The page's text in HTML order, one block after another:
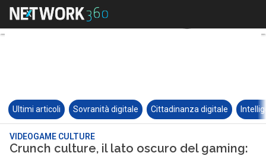
Ultimi articoli Sovranità digitale Cittadinanza digitale
VIDEOGAME CULTURE
Crunch culture, il lato oscuro del gaming: